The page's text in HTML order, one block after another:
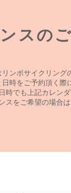
スの
リンボサイクリング
時をご予約頂く際
時でも上記カレンダ
スをご希望の場合